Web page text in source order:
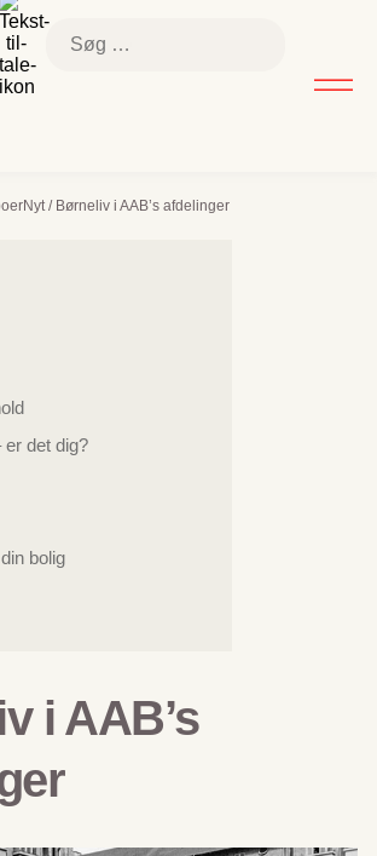
Søg
efter:
/ Børneliv i AAB’s afdelinger
er det dig?
bolig
i AAB’s